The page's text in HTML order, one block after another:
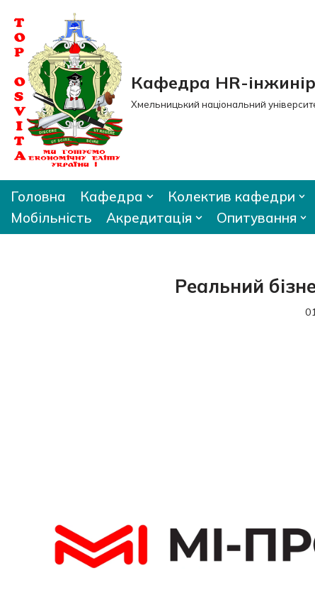
Перейти
до
вмісту
Кафедра HR-
Хмельницький національний
Головна Кафедра Колектив кафедри
Мобільність
Акредитація Опитування
Реальний